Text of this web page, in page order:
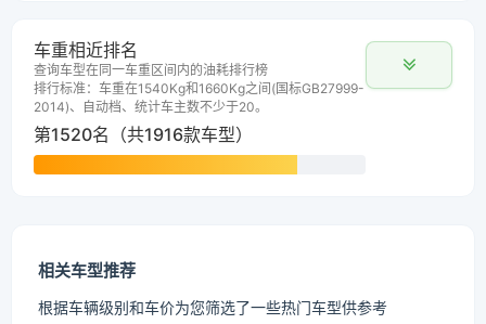
车重相近排名
查询车型在同一车重区间内的油耗排行榜
排行标准：车重在1540Kg和1660Kg之间(国标GB27999-
2014)、自动档、统计车主数不少于20。
第1520名（共1916款车型）
相关车型推荐
根据车辆级别和车价为您筛选了一些热门车型供参考